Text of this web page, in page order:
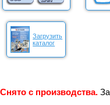
Загрузить
каталог
Снято с производства.